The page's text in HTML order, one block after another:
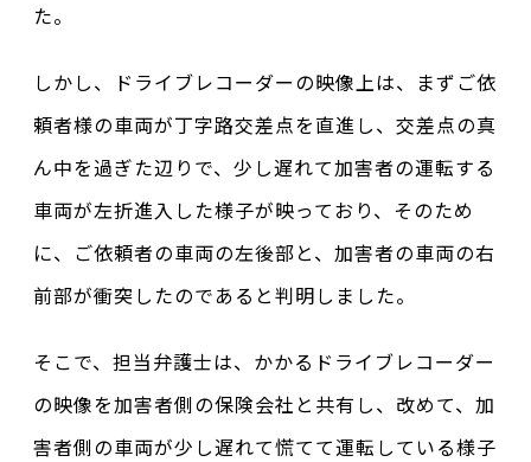
た。
しかし、ドライブレコーダーの映像上は、まずご依
頼者様の車両が丁字路交差点を直進し、交差点の真
ん中を過ぎた辺りで、少し遅れて加害者の運転する
車両が左折進入した様子が映っており、そのため
に、ご依頼者の車両の左後部と、加害者の車両の右
前部が衝突したのであると判明しました。
そこで、担当弁護士は、かかるドライブレコーダー
の映像を加害者側の保険会社と共有し、改めて、加
害者側の車両が少し遅れて慌てて運転している様子